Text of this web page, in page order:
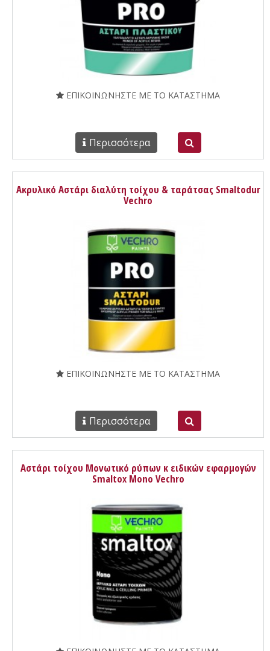
ΕΠΙΚΟΙΝΩΝΗΣΤΕ ΜΕ ΤΟ ΚΑΤΑΣΤΗΜΑ
Περισσότερα
Ακρυλικό Αστάρι διαλύτη τοίχου & ταράτσας Smaltodur
Vechro
ΕΠΙΚΟΙΝΩΝΗΣΤΕ ΜΕ ΤΟ ΚΑΤΑΣΤΗΜΑ
Περισσότερα
Αστάρι τοίχου Μονωτικό ρύπων κ ειδικών εφαρμογών
Smaltox Mono Vechro